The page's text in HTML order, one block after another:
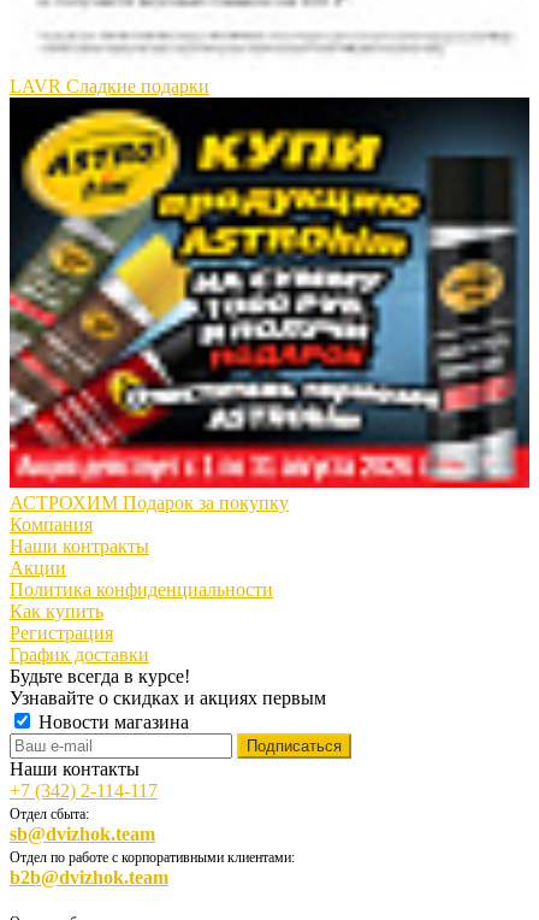
LAVR Сладкие подарки
АСТРОХИМ Подарок за покупку
Компания
Наши контракты
Акции
Политика конфиденциальности
Как купить
Регистрация
График доставки
Будьте всегда в курсе!
Узнавайте о скидках и акциях первым
Новости магазина
Наши контакты
+7 (342) 2-114-117
Отдел сбыта:
sb@dvizhok.team
Отдел по работе с корпоративными клиентами:
b2b@dvizhok.team